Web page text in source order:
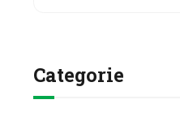
Categorie